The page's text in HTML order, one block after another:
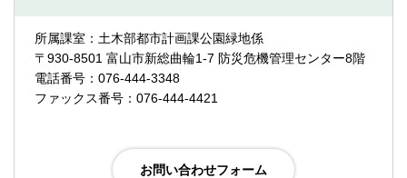
所属課室：土木部都市計画課公園緑地係
〒930-8501 富山市新総曲輪1-7 防災危機管理センター8階
電話番号：076-444-3348
ファックス番号：076-444-4421